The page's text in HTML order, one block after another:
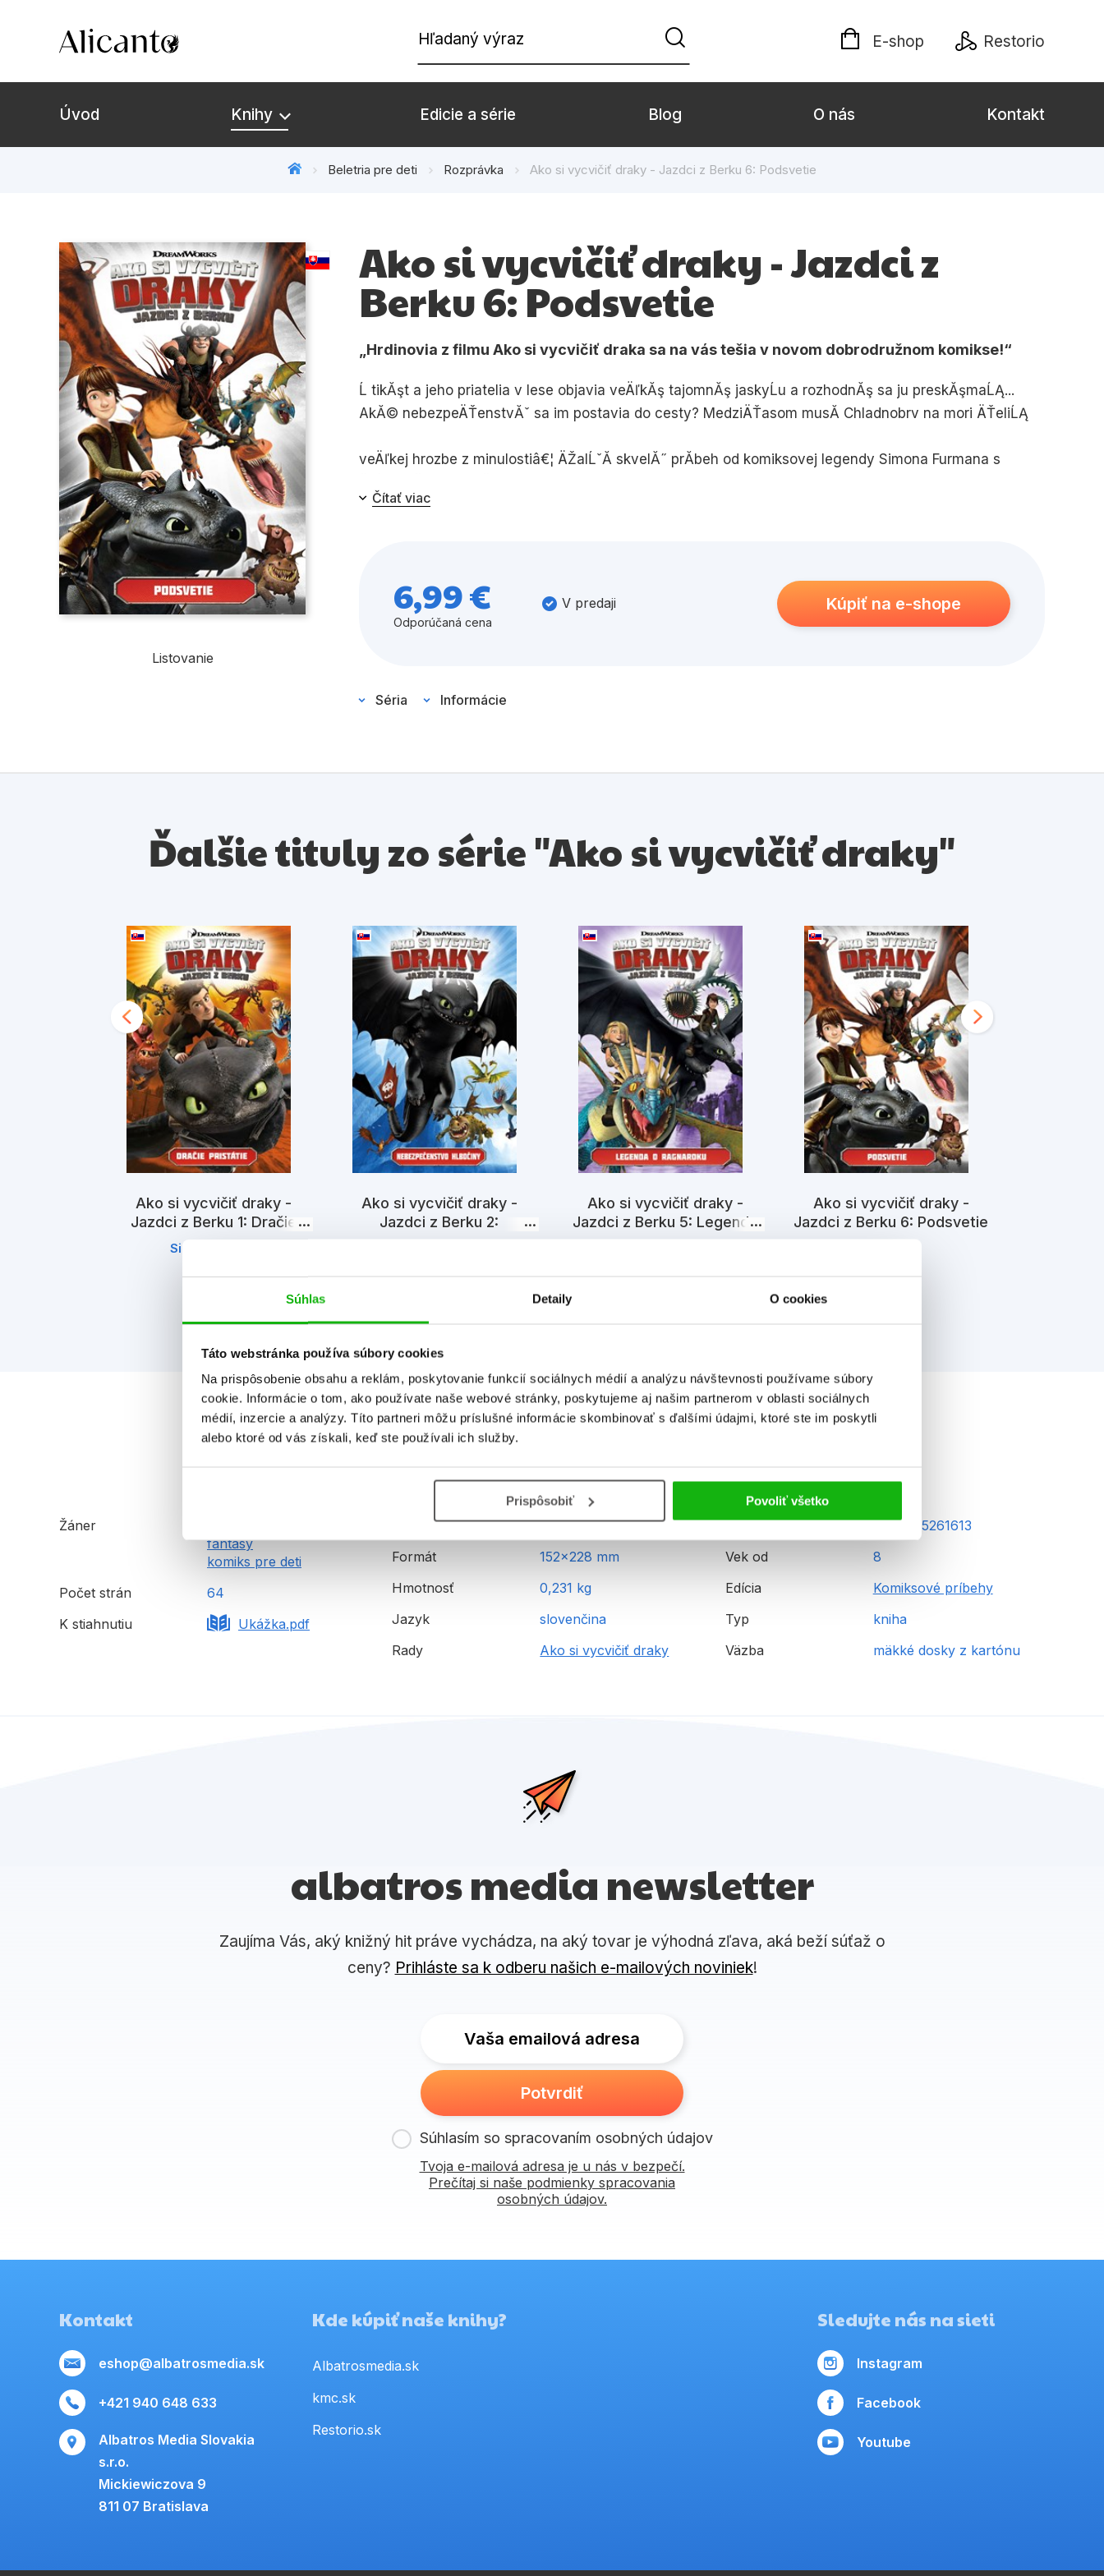
Súhlas Detaily O cookies
Táto webstránka používa súbory cookies
Na prispôsobenie obsahu a reklám, poskytovanie funkcií sociálnych médií a analýzu návštevnosti používame súbory
cookie. Informácie o tom, ako používate naše webové stránky, poskytujeme aj našim partnerom v oblasti sociálnych
médií, inzercie a analýzy. Títo partneri môžu príslušné informácie skombinovať s ďalšími údajmi, ktoré ste im poskytli
alebo ktoré od vás získali, keď ste používali ich služby.
Prispôsobiť Povoliť všetko
Hľadaný výraz E-shop Restorio
Úvod Knihy
Beletria pre deti Beletria pre dospelých
Komiks Počítače Poézia
Populárno - náučné pre deti Predškoláci
Všetky kategórie
Edicie a série Blog O nás Kontakt
Beletria pre deti Rozprávka Ako si vycvičiť draky - Jazdci z Berku 6: Podsvetie
Listovanie
Ako si vycvičiť draky - Jazdci z
Berku 6: Podsvetie
Hrdinovia z filmu Ako si vycvičiť draka sa na vás tešia v novom dobrodružnom komikse!
Ĺ tikĂşt a jeho priatelia v lese objavia veÄľkĂş tajomnĂş jaskyĹu a rozhodnĂş sa ju preskĂşmaĹĄ...
AkĂ© nebezpeÄŤenstvĂˇ sa im postavia do cesty? MedziÄŤasom musĂ­ Chladnobrv na mori ÄŤeliĹĄ
veÄľkej hrozbe z minulostiâ€¦ ÄŽalĹˇĂ­ skvelĂ˝ prĂ­beh od komiksovej legendy Simona Furmana s
Čítať viac
6,99 €
Odporúčaná cena
V predaji Kúpiť na e-shope
Séria Informácie
Ďalšie tituly zo série "Ako si vycvičiť draky"
Ako si vycvičiť draky -
Jazdci z Berku 1: Dračie
pristátie
Simon Furman
Ako si vycvičiť draky -
Jazdci z Berku 2:
Nebezpečenstvo hlbočiny
Ako si vycvičiť draky -
Jazdci z Berku 5: Legenda
Ragnaroku
Ako si vycvičiť draky -
Jazdci z Berku 6: Podsvetie
Informácie
Žáner
fantasy
komiks pre deti
Počet strán
64
K stiahnutiu
Ukážka.pdf
Dátum vydania
27.6.2025
Formát
152x228 mm
Hmotnosť
0,231 kg
Jazyk
slovenčina
Rady
Ako si vycvičiť draky
EAN
9788025261613
Vek od
8
Edícia
Komiksové príbehy
Typ
kniha
Väzba
mäkké dosky z kartónu
albatros media newsletter
Zaujíma Vás, aký knižný hit práve vychádza, na aký tovar je výhodná zľava, aká beží súťaž o
ceny? Prihláste sa k odberu našich e-mailových noviniek!
Vaša emailová adresa
Potvrdiť
Súhlasím so spracovaním osobných údajov
Tvoja e-mailová adresa je u nás v bezpečí.
Prečítaj si naše podmienky spracovania
osobných údajov.
Kontakt
eshop@albatrosmedia.sk
+421 940 648 633
Albatros Media Slovakia
s.r.o.
Mickiewiczova 9
811 07 Bratislava
Kde kúpiť naše knihy?
Albatrosmedia.sk
kmc.sk
Restorio.sk
Sledujte nás na sieti
Instagram
Facebook
Youtube